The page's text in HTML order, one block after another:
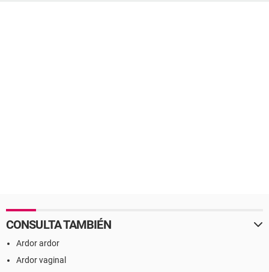
CONSULTA TAMBIÉN
Ardor ardor
Ardor vaginal